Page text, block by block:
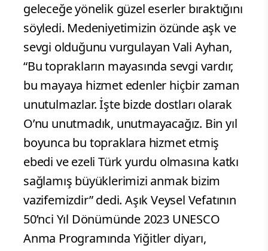
geleceğe yönelik güzel eserler bıraktığını
söyledi. Medeniyetimizin özünde aşk ve
sevgi olduğunu vurgulayan Vali Ayhan,
“Bu toprakların mayasında sevgi vardır,
bu mayaya hizmet edenler hiçbir zaman
unutulmazlar. İşte bizde dostları olarak
O’nu unutmadık, unutmayacağız. Bin yıl
boyunca bu topraklara hizmet etmiş
ebedi ve ezeli Türk yurdu olmasına katkı
sağlamış büyüklerimizi anmak bizim
vazifemizdir” dedi. Aşık Veysel Vefatının
50’nci Yıl Dönümünde 2023 UNESCO
Anma Programında Yiğitler diyarı,